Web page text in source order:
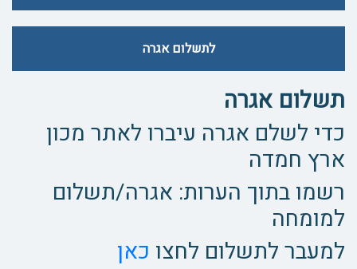
לתשלום אגרה
תשלום אגרה
כדי לשלם אגרה עיברו לאתר מכון
ארץ חמדה
רשמו בתוך הערות: אגרה/תשלום
למומחה
למעבר לתשלום לחצו כאן